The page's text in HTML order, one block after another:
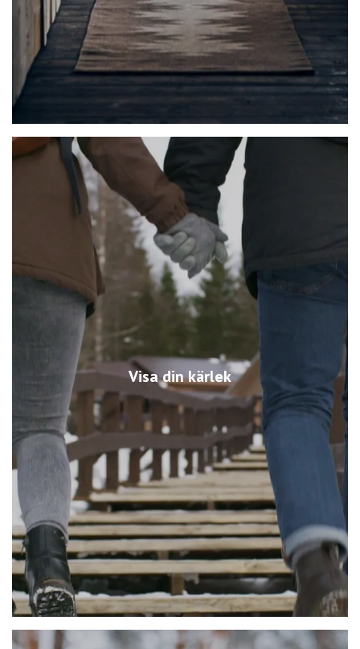
Visa din kärlek